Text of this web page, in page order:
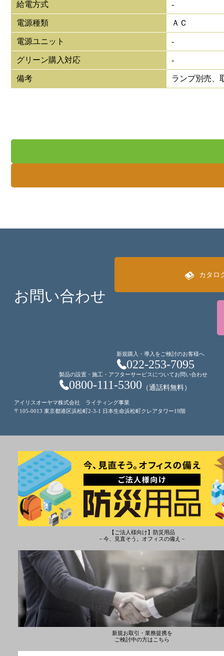
給電方式 -
電源種類 ＡＣ
電源ユニット -
グリーン購入対応 -
備考 ランプ別売、
お問い合わせ
カタロ
新規購入・導入をご検討のお客様へ
022-253-7095
製品の設置・施工・アフターサービスについてお問い合わせ
0800-111-5300 （通話料無料）
アイリスオーヤマ株式会社 ライティング事業
〒105-0013 東京都港区浜松町2-3-1 日本生命浜松町クレアタワー19階
【ご法人様向け】防災用品
－今、見直そう。オフィスの備え－
新規お取引・業務提携を
ご検討中の方はこちら